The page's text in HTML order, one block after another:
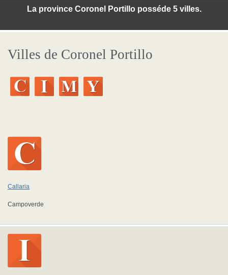
La province Coronel Portillo posséde 5 villes.
Villes de Coronel Portillo
Callaria
Campoverde